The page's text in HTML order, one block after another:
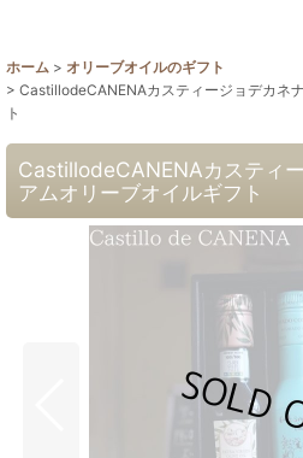
ホーム > オリーブオイルのギフト
> CastillodeCANENAカスティージョデカネ
ト
CastillodeCANENAカスティ
アムオリーブオイルギフト